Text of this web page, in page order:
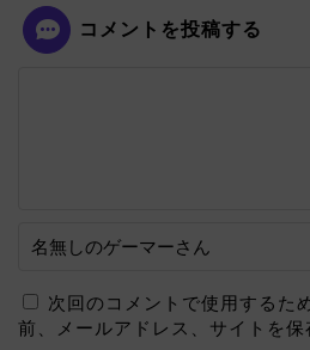
コメントを投稿する
次回のコメントで使用するた
前、メールアドレス、サイトを保